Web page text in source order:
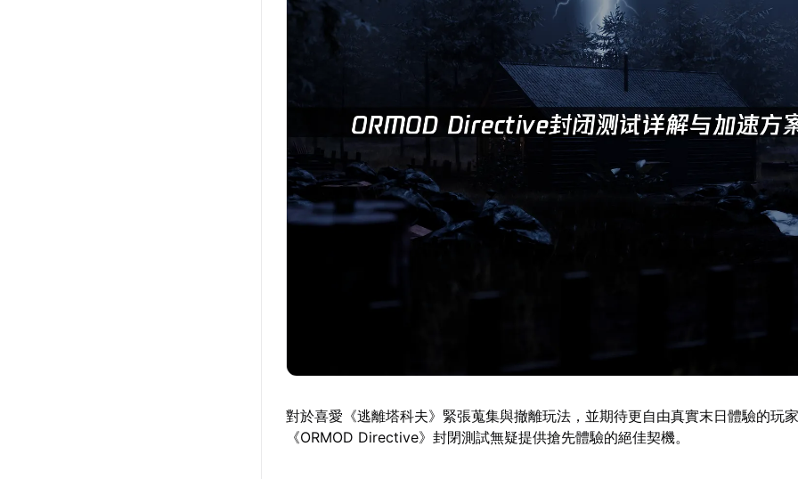
對於喜愛《逃離塔科夫》緊張蒐集與撤離玩法，並期待更自由真實末日體驗的玩
《ORMOD Directive》封閉測試無疑提供搶先體驗的絕佳契機。